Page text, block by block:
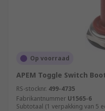
Op voorraad
APEM Toggle Switch
RS-stocknr. 499-4735
Fabrikantnummer U1565-6
Subtotaal (1 verpakking van 5